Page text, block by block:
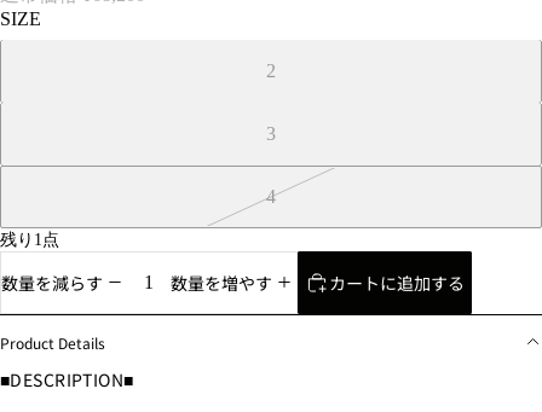
SIZE
2
3
4
残り1点
数量を減らす 数量を増やす カートに追加する
Product Details
■DESCRIPTION■